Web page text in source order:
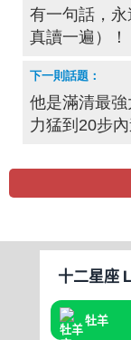
有一句話，
真讀一遍）！
他是滿清最
力猛到20步